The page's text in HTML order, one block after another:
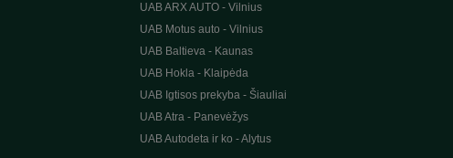
UAB ARX AUTO - Vilnius
UAB Motus auto - Vilnius
UAB Baltieva - Kaunas
UAB Hokla - Klaipėda
UAB Igtisos prekyba - Šiauliai
UAB Atra - Panevėžys
UAB Autodeta ir ko - Alytus